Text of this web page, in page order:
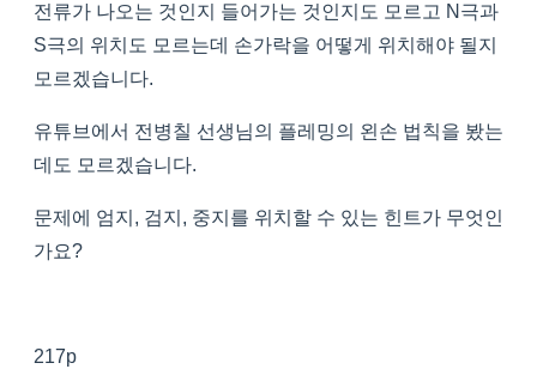
전류가 나오는 것인지 들어가는 것인지도 모르고 N극과
S극의 위치도 모르는데 손가락을 어떻게 위치해야 될지
모르겠습니다.
유튜브에서 전병칠 선생님의 플레밍의 왼손 법칙을 봤는
데도 모르겠습니다.
문제에 엄지, 검지, 중지를 위치할 수 있는 힌트가 무엇인
가요?
217p